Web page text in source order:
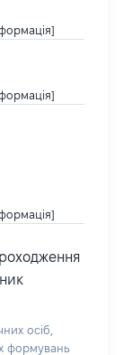
осіб,
формувань